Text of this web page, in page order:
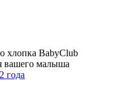
хлопка BabyClub
вашего малыша
года